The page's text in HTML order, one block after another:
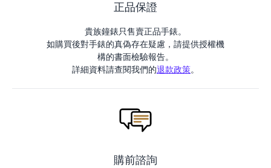
正品保證
貴族鐘錶只售賣正品手錶。
如購買後對手錶的真偽存在疑慮，請提供授權機
構的書面檢驗報告。
詳細資料請查閱我們的退款政策。
購前諮詢